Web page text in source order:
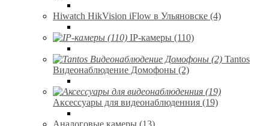
Hiwatch HikVision iFlow в Ульяновске (4)
IP-камеры (110)
Tantos
Видеонаблюдение Домофоны (2)
Аксессуары для видеонаблюденния (19)
Аналоговые камеры (13)